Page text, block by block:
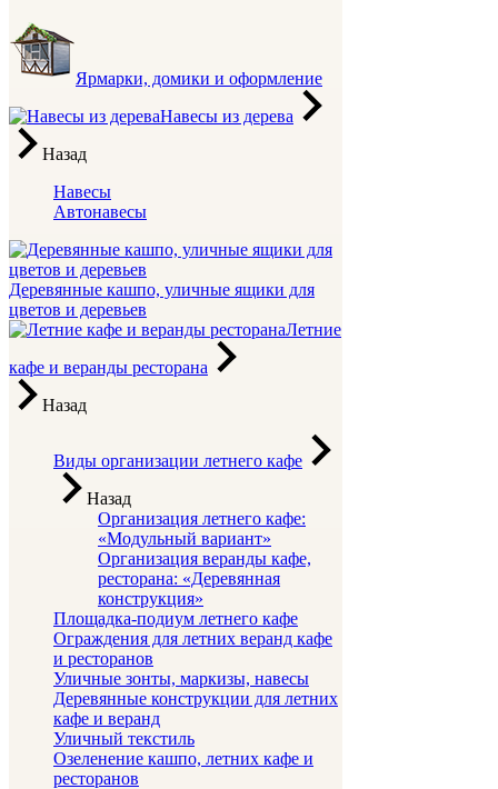
Ярмарки, домики и оформление
Навесы из дерева
Назад
Навесы
Автонавесы
Деревянные кашпо, уличные ящики для
цветов и деревьев
Летние
кафе и веранды ресторана
Назад
Виды организации летнего кафе
Назад
Организация летнего кафе:
«Модульный вариант»
Организация веранды кафе,
ресторана: «Деревянная
конструкция»
Площадка-подиум летнего кафе
Ограждения для летних веранд кафе
и ресторанов
Уличные зонты, маркизы, навесы
Деревянные конструкции для летних
кафе и веранд
Уличный текстиль
Озеленение кашпо, летних кафе и
ресторанов